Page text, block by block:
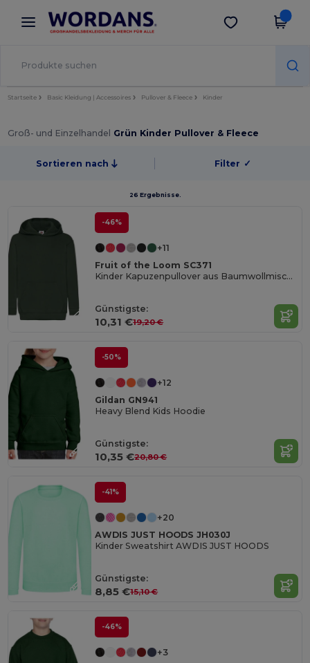
× Wordans App
Bessere Preise in der App!
App holen
Startseite Basic Kleidung | Accessoires Pullover & Fleece Kinder
Groß- und Einzelhandel Grün Kinder Pullover & Fleece
Sortieren nach Filter ✓
26 Ergebnisse.
-46%
+11
Fruit of the Loom SC371
Kinder Kapuzenpullover aus Baumwollmischung
Günstigste:
10,31 €19,20 €
-50%
+12
Gildan GN941
Heavy Blend Kids Hoodie
Günstigste:
10,35 €20,80 €
-41%
+20
AWDIS JUST HOODS JH030J
Kinder Sweatshirt AWDIS JUST HOODS
Günstigste:
8,85 €15,10 €
-46%
+3